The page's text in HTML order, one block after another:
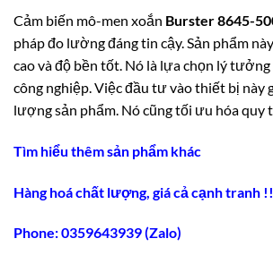
Cảm biến mô-men xoắn Burster 8645-
pháp đo lường đáng tin cậy. Sản phẩm
cao và độ bền tốt. Nó là lựa chọn lý tưởng
công nghiệp. Việc đầu tư vào thiết bị này
lượng sản phẩm. Nó cũng tối ưu hóa quy
Tìm hiểu thêm sản phẩm khác
Hàng hoá chất lượng, giá cả cạnh tranh
Phone: 0359643939 (Zalo)